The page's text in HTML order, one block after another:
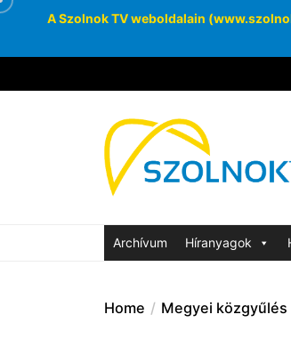
A Szolnok TV weboldalain
to
Archívum Híranyagok
Home Megyei közgyűlés